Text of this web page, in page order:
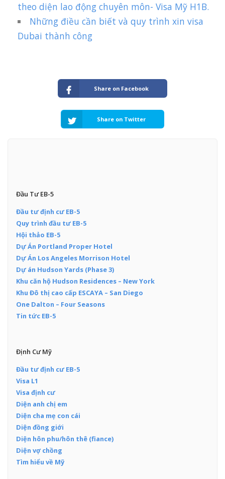
theo diện lao động chuyên môn- Visa Mỹ H1B.
Những điều cần biết và quy trình xin visa
Dubai thành công
Share on Facebook
Share on Twitter
Đầu Tư EB-5
Đầu tư định cư EB-5
Quy trình đầu tư EB-5
Hội thảo EB-5
Dự Án Portland Proper Hotel
Dự Án Los Angeles Morrison Hotel
Dự án Hudson Yards (Phase 3)
Khu căn hộ Hudson Residences – New York
Khu Đô thị cao cấp ESCAYA – San Diego
One Dalton – Four Seasons
Tin tức EB-5
Định Cư Mỹ
Đầu tư định cư EB-5
Visa L1
Visa định cư
Diện anh chị em
Diện cha mẹ con cái
Diện đồng giới
Diện hôn phu/hôn thê (fiance)
Diện vợ chồng
Tìm hiểu về Mỹ